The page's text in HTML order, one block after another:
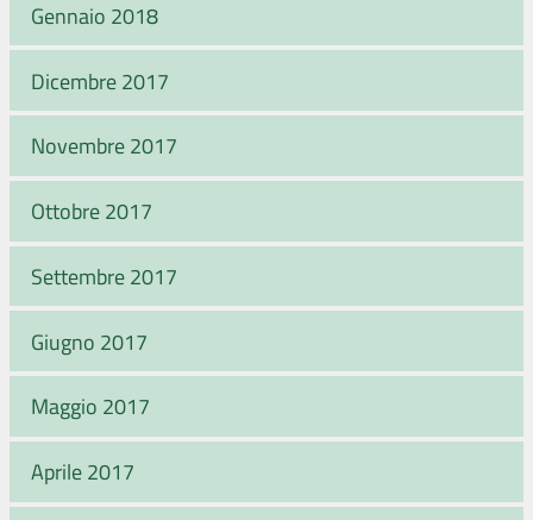
Gennaio 2018
Dicembre 2017
Novembre 2017
Ottobre 2017
Settembre 2017
Giugno 2017
Maggio 2017
Aprile 2017